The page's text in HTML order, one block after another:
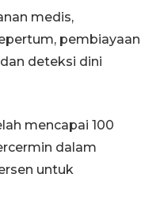
medis,
pembiayaan
deteksi dini
mencapai 100
dalam
untuk